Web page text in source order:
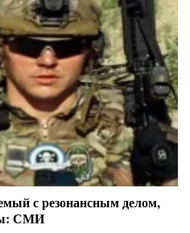
с резонансным делом,
СМИ